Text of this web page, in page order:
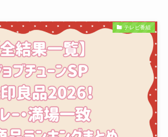
テレビ番組